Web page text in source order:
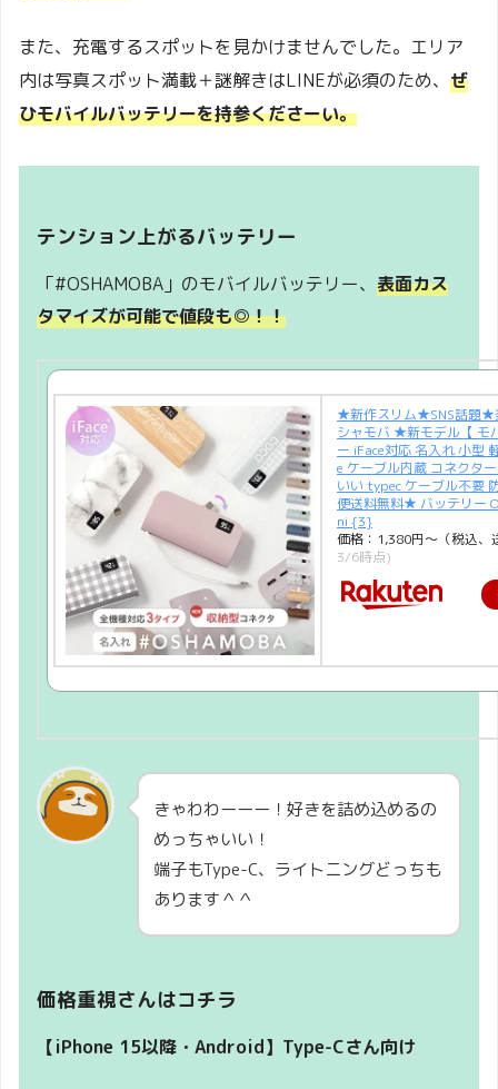
また、充電するスポットを見かけませんでした。エリア
内は写真スポット満載＋謎解きはLINEが必須のため、 ぜ
ひモバイルバッテリーを持参くださーい。
テンション上がるバッテリー
「#OSHAMOBA」のモバイルバッテリー、 表面カス
タマイズが可能で値段も◎！！
★新作スリム★SNS話題
シャモバ ★新モデル【 モ
ー iFace対応 名入れ 小型
e ケーブル内蔵 コネクタ
いい typec ケーブル不要
便送料無料★ バッテリー
ni {3}
価格：1,380円～（税込、
3/6時点)
きゃわわーーー！好きを詰め込めるの
めっちゃいい！
端子もType-C、ライトニングどっちも
あります＾＾
価格重視さんはコチラ
【iPhone 15以降・Android】Type-Cさん向け